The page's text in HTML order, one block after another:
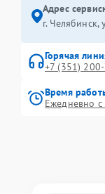
Адрес
г. Челябинск,
Горячая
+7 (351)
Время
Ежедневно